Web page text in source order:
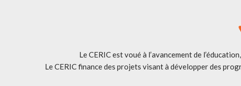
Le CERIC est voué à l’avancement de
Le CERIC finance des projets visant à développer des